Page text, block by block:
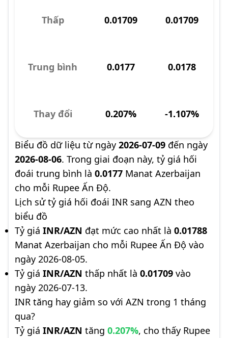
Thấp 0.01709 0.01709
Trung bình 0.0177 0.0178
Thay đổi 0.207% -1.107%
Biểu đồ dữ liệu từ ngày 2026-07-09 đến ngày
2026-08-06. Trong giai đoạn này, tỷ giá hối
đoái trung bình là 0.0177 Manat Azerbaijan
cho mỗi Rupee Ấn Độ.
Lịch sử tỷ giá hối đoái INR sang AZN theo
biểu đồ
Tỷ giá INR/AZN đạt mức cao nhất là 0.01788
Manat Azerbaijan cho mỗi Rupee Ấn Độ vào
ngày 2026-08-05.
Tỷ giá INR/AZN thấp nhất là 0.01709 vào
ngày 2026-07-13.
INR tăng hay giảm so với AZN trong 1 tháng
qua?
Tỷ giá INR/AZN tăng 0.207%, cho thấy Rupee